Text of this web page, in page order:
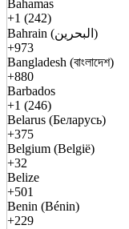
Bahamas
+1 (242)
Bahrain (البحرين)
+973
Bangladesh (বাংলাদেশ)
+880
Barbados
+1 (246)
Belarus (Беларусь)
+375
Belgium (België)
+32
Belize
+501
Benin (Bénin)
+229